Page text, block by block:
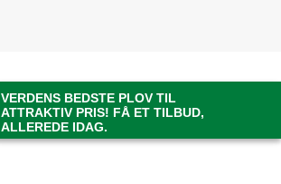
VERDENS BEDSTE PLOV TIL
ATTRAKTIV PRIS! FÅ ET TILBUD,
ALLEREDE IDAG.